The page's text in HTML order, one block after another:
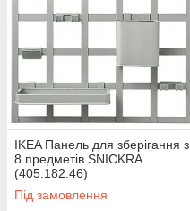
IKEA Панель для зберігання з
8 предметів SNICKRA
(405.182.46)
Під замовлення